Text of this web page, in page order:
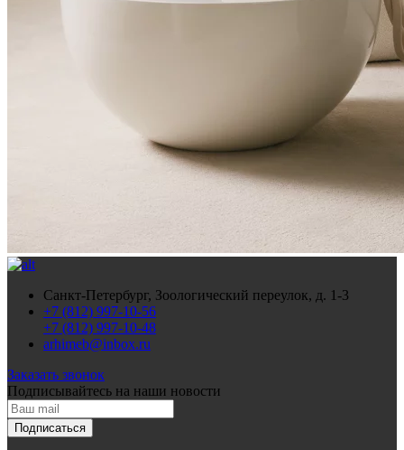
Санкт-Петербург, Зоологический переулок, д. 1-3
+7 (812) 997-10-56
+7 (812) 997-10-48
arhimeb@inbox.ru
Заказать звонок
Подписывайтесь на наши новости